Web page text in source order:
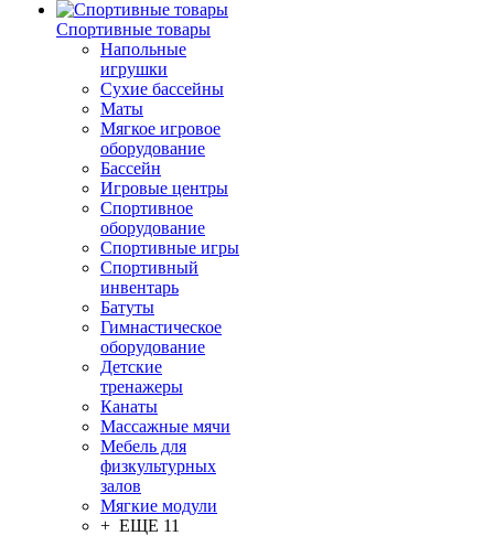
Спортивные товары
Напольные
игрушки
Сухие бассейны
Маты
Мягкое игровое
оборудование
Бассейн
Игровые центры
Спортивное
оборудование
Спортивные игры
Спортивный
инвентарь
Батуты
Гимнастическое
оборудование
Детские
тренажеры
Канаты
Массажные мячи
Мебель для
физкультурных
залов
Мягкие модули
+ ЕЩЕ 11